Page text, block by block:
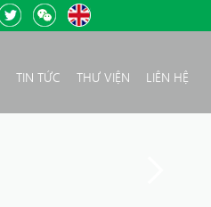
TIN TỨC THƯ VIỆN LIÊN HỆ